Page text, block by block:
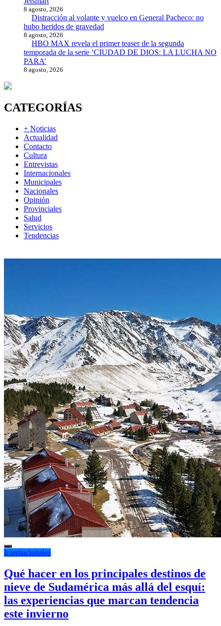
8 agosto, 2026
Distracción al volante y vuelco en General Pacheco: no
hubo heridos de gravedad
8 agosto, 2026
HBO MAX revela el primer teaser de la segunda
temporada de la serie ‘CIUDAD DE DIOS: LA LUCHA NO
PARA’
8 agosto, 2026
CATEGORÍAS
+ Noticias
Actualidad
Contacto
Cultura
Entrevistas
Internacionales
Municipales
Nacionales
Opinión
Provinciales
Salud
Servicios
Tendencias
Internacionales
Qué hacer en los principales destinos de
nieve de Sudamérica más allá del esquí:
las experiencias que marcan tendencia
este invierno